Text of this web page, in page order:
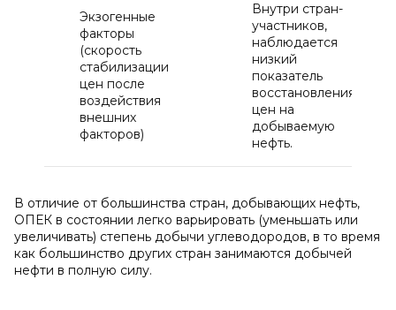
Экзогенные
факторы
(скорость
стабилизации
цен после
воздействия
внешних
факторов)
Внутри стран-
участников,
наблюдается
низкий
показатель
восстановления
цен на
добываемую
нефть.
В отличие от большинства стран, добывающих нефть,
ОПЕК в состоянии легко варьировать (уменьшать или
увеличивать) степень добычи углеводородов, в то время
как большинство других стран занимаются добычей
нефти в полную силу.